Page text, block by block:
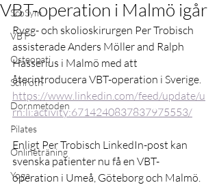
ScoSym
VBT
Osteopati
Schroth
Dornmetoden
Pilates
Onlineträning
Yoga
VBT-operation i Malmö igår
Rygg- och skolioskirurgen Per Trobisch
assisterade Anders Möller and Ralph
Hasserius i Malmö med att
återintroducera VBT-operation i Sverige.
https://www.linkedin.com/feed/update/u
rn:li:activity:6714240837837975553/
Enligt Per Trobisch LinkedIn-post kan
svenska patienter nu få en VBT-
operation i Umeå, Göteborg och Malmö.